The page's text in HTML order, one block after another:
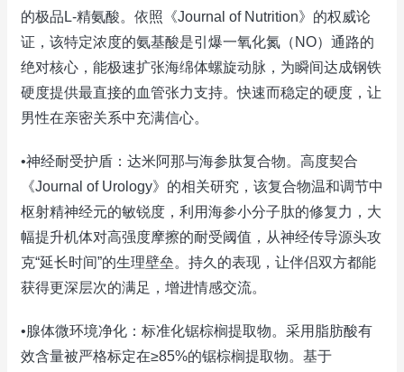
的极品L-精氨酸。依照《Journal of Nutrition》的权威论
证，该特定浓度的氨基酸是引爆一氧化氮（NO）通路的
绝对核心，能极速扩张海绵体螺旋动脉，为瞬间达成钢铁
硬度提供最直接的血管张力支持。快速而稳定的硬度，让
男性在亲密关系中充满信心。
•神经耐受护盾：达米阿那与海参肽复合物。高度契合
《Journal of Urology》的相关研究，该复合物温和调节中
枢射精神经元的敏锐度，利用海参小分子肽的修复力，大
幅提升机体对高强度摩擦的耐受阈值，从神经传导源头攻
克“延长时间”的生理壁垒。持久的表现，让伴侣双方都能
获得更深层次的满足，增进情感交流。
•腺体微环境净化：标准化锯棕榈提取物。采用脂肪酸有
效含量被严格标定在≥85%的锯棕榈提取物。基于